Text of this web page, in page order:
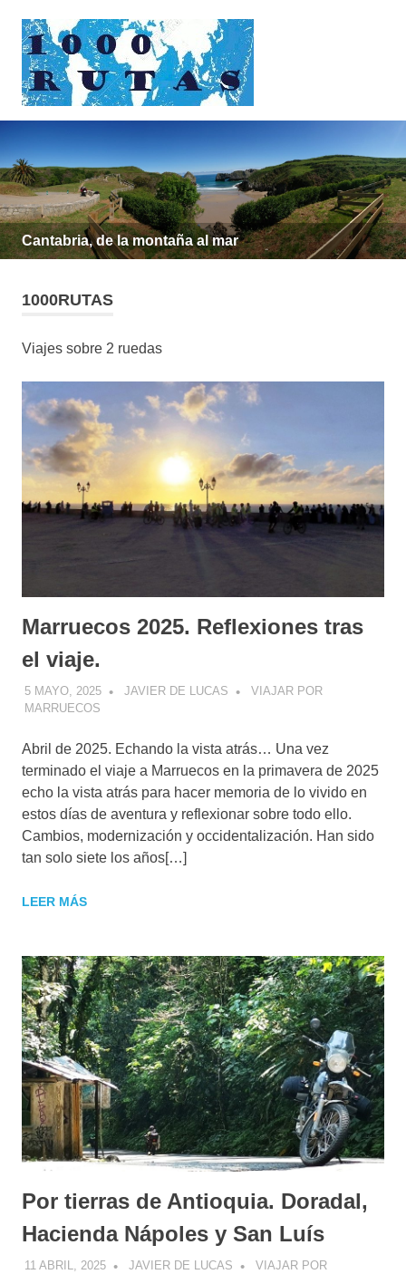
contenido
ruedas
Cantabria, de la montaña al mar
1000RUTAS
Viajes sobre 2 ruedas
Marruecos 2025. Reflexiones tras
el viaje.
5 MAYO, 2025 JAVIER DE LUCAS
VIAJAR POR
MARRUECOS
Abril de 2025. Echando la vista atrás… Una vez
terminado el viaje a Marruecos en la primavera de 2025
echo la vista atrás para hacer memoria de lo vivido en
estos días de aventura y reflexionar sobre todo ello.
Cambios, modernización y occidentalización. Han sido
tan solo siete los años[…]
LEER MÁS
Por tierras de Antioquia. Doradal,
Hacienda Nápoles y San Luís
11 ABRIL, 2025 JAVIER DE LUCAS
VIAJAR POR